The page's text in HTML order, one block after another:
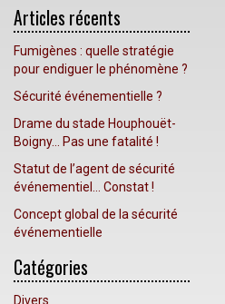
Articles récents
Fumigènes : quelle stratégie
pour endiguer le phénomène ?
Sécurité événementielle ?
Drame du stade Houphouët-
Boigny… Pas une fatalité !
Statut de l’agent de sécurité
événementiel… Constat !
Concept global de la sécurité
événementielle
Catégories
Divers